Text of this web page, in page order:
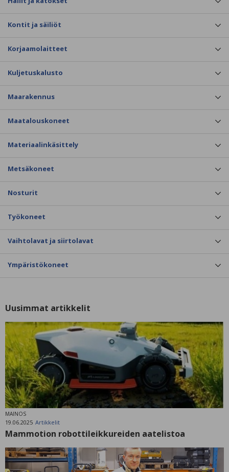
Kontit ja säiliöt
Korjaamolaitteet
Kuljetuskalusto
Maarakennus
Maatalouskoneet
Materiaalinkäsittely
Metsäkoneet
Nosturit
Työkoneet
Vaihtolavat ja siirtolavat
Ympäristökoneet
Uusimmat artikkelit
MAINOS
19.06.2025 Artikkelit
Mammotion robottileikkureiden aatelistoa